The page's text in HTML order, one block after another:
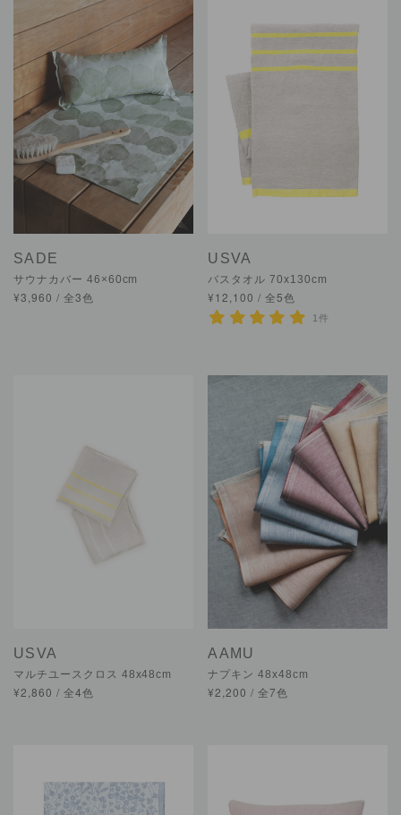
SADE
サウナカバー 46×60cm
¥3,960 / 全3色
USVA
バスタオル 70x130cm
¥12,100 / 全5色
1件
USVA
マルチユースクロス 48x48cm
¥2,860 / 全4色
AAMU
ナプキン 48x48cm
¥2,200 / 全7色